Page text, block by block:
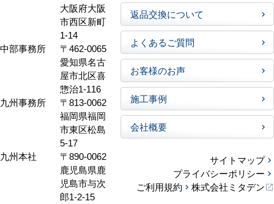
大阪府大阪
市西区新町
1-14
中部事務所
〒462-0065
愛知県名古
屋市北区喜
惣治1-116
九州事務所
〒813-0062
福岡県福岡
市東区松島
5-17
九州本社
〒890-0062
鹿児島県鹿
児島市与次
郎1-2-15
返品交換について
よくあるご質問
お客様のお声
施工事例
会社概要
サイトマップ
プライバシーポリシー
ご利用規約
株式会社ミタデン